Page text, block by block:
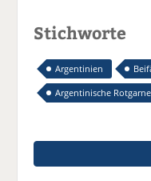
Stichworte
Argentinien
Argentinische